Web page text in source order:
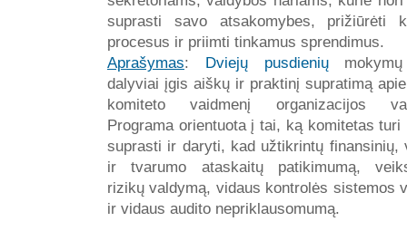
suprasti savo atsakomybes, prižiūrėti
procesus ir priimti tinkamus sprendimus.
Aprašymas: Dviejų pusdieniųmokymų
dalyviai įgis aiškų ir praktinį supratimą
komiteto vaidmenį organizacijos
Programa orientuota į tai, ką komitetas turi
suprasti ir daryti, kad užtikrintų finansinių,
ir tvarumo ataskaitų patikimumą,
rizikų valdymą, vidaus kontrolės sistemos
ir vidaus audito nepriklausomumą.